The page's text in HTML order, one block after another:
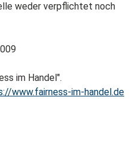
weder verpflichtet noch
im Handel".
www.fairness-im-handel.de